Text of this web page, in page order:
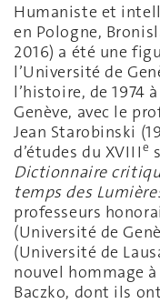
Humaniste et
en Pologne,
2016) a été une
l’Université de
l’histoire, de 1974
Genève, avec le
Jean Starobinski
d’études du XVIIIe
Dictionnaire
temps des
professeurs
(Université de
(Université de
nouvel hommage
Baczko, dont ils